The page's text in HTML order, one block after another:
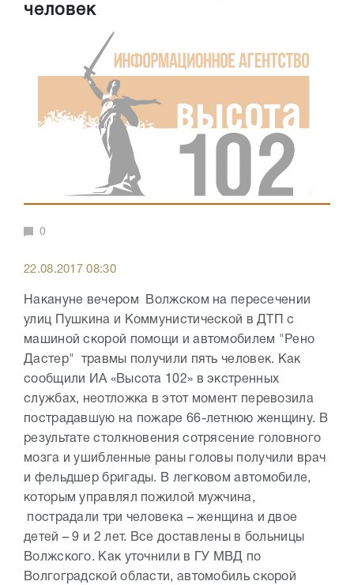
человек
0
22.08.2017 08:30
Накануне вечером Волжском на пересечении
улиц Пушкина и Коммунистической в ДТП с
машиной скорой помощи и автомобилем "Рено
Дастер" травмы получили пять человек. Как
сообщили ИА «Высота 102» в экстренных
службах, неотложка в этот момент перевозила
пострадавшую на пожаре 66-летнюю женщину. В
результате столкновения сотрясение головного
мозга и ушибленные раны головы получили врач
и фельдшер бригады. В легковом автомобиле,
которым управлял пожилой мужчина,
пострадали три человека – женщина и двое
детей – 9 и 2 лет. Все доставлены в больницы
Волжского. Как уточнили в ГУ МВД по
Волгоградской области, автомобиль скорой